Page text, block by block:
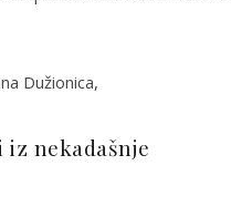
Dužionica,
nekadašnje